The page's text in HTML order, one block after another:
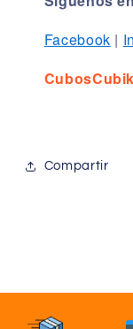
Facebook |
Compartir